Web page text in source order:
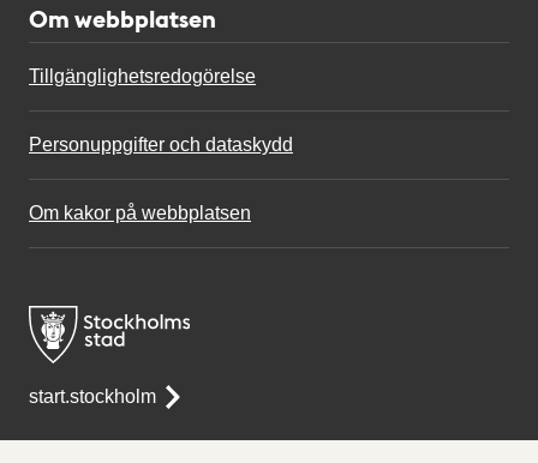
Om webbplatsen
Tillgänglighetsredogörelse
Personuppgifter och dataskydd
Om kakor på webbplatsen
start.stockholm